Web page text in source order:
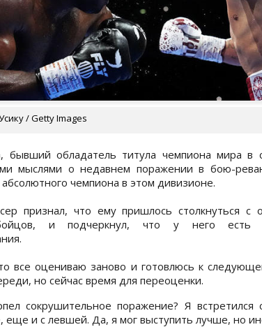
/ Getty Images
бывший обладатель титула чемпиона мира в
мыслями о недавнем поражении в бою-
чемпиона в этом дивизионе.
признал, что ему пришлось столкнуться с
и подчеркнул, что у него есть
все оцениваю заново и готовлюсь к
но сейчас время для переоценки.
сокрушительное поражение? Я
еще и с левшей. Да, я мог выступить лучше, но